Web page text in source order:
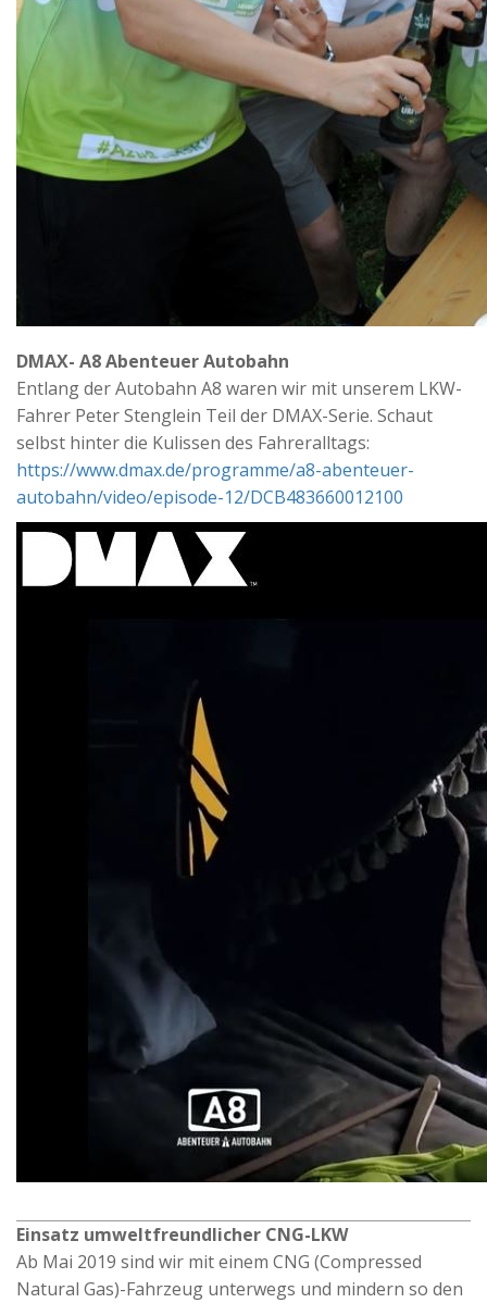
DMAX- A8 Abenteuer Autobahn
Entlang der Autobahn A8 waren wir mit unserem LKW-
Fahrer Peter Stenglein Teil der DMAX-Serie. Schaut
selbst hinter die Kulissen des Fahreralltags:
https://www.dmax.de/programme/a8-abenteuer-
autobahn/video/episode-12/DCB483660012100
Einsatz umweltfreundlicher CNG-LKW
Ab Mai 2019 sind wir mit einem CNG (Compressed
Natural Gas)-Fahrzeug unterwegs und mindern so den